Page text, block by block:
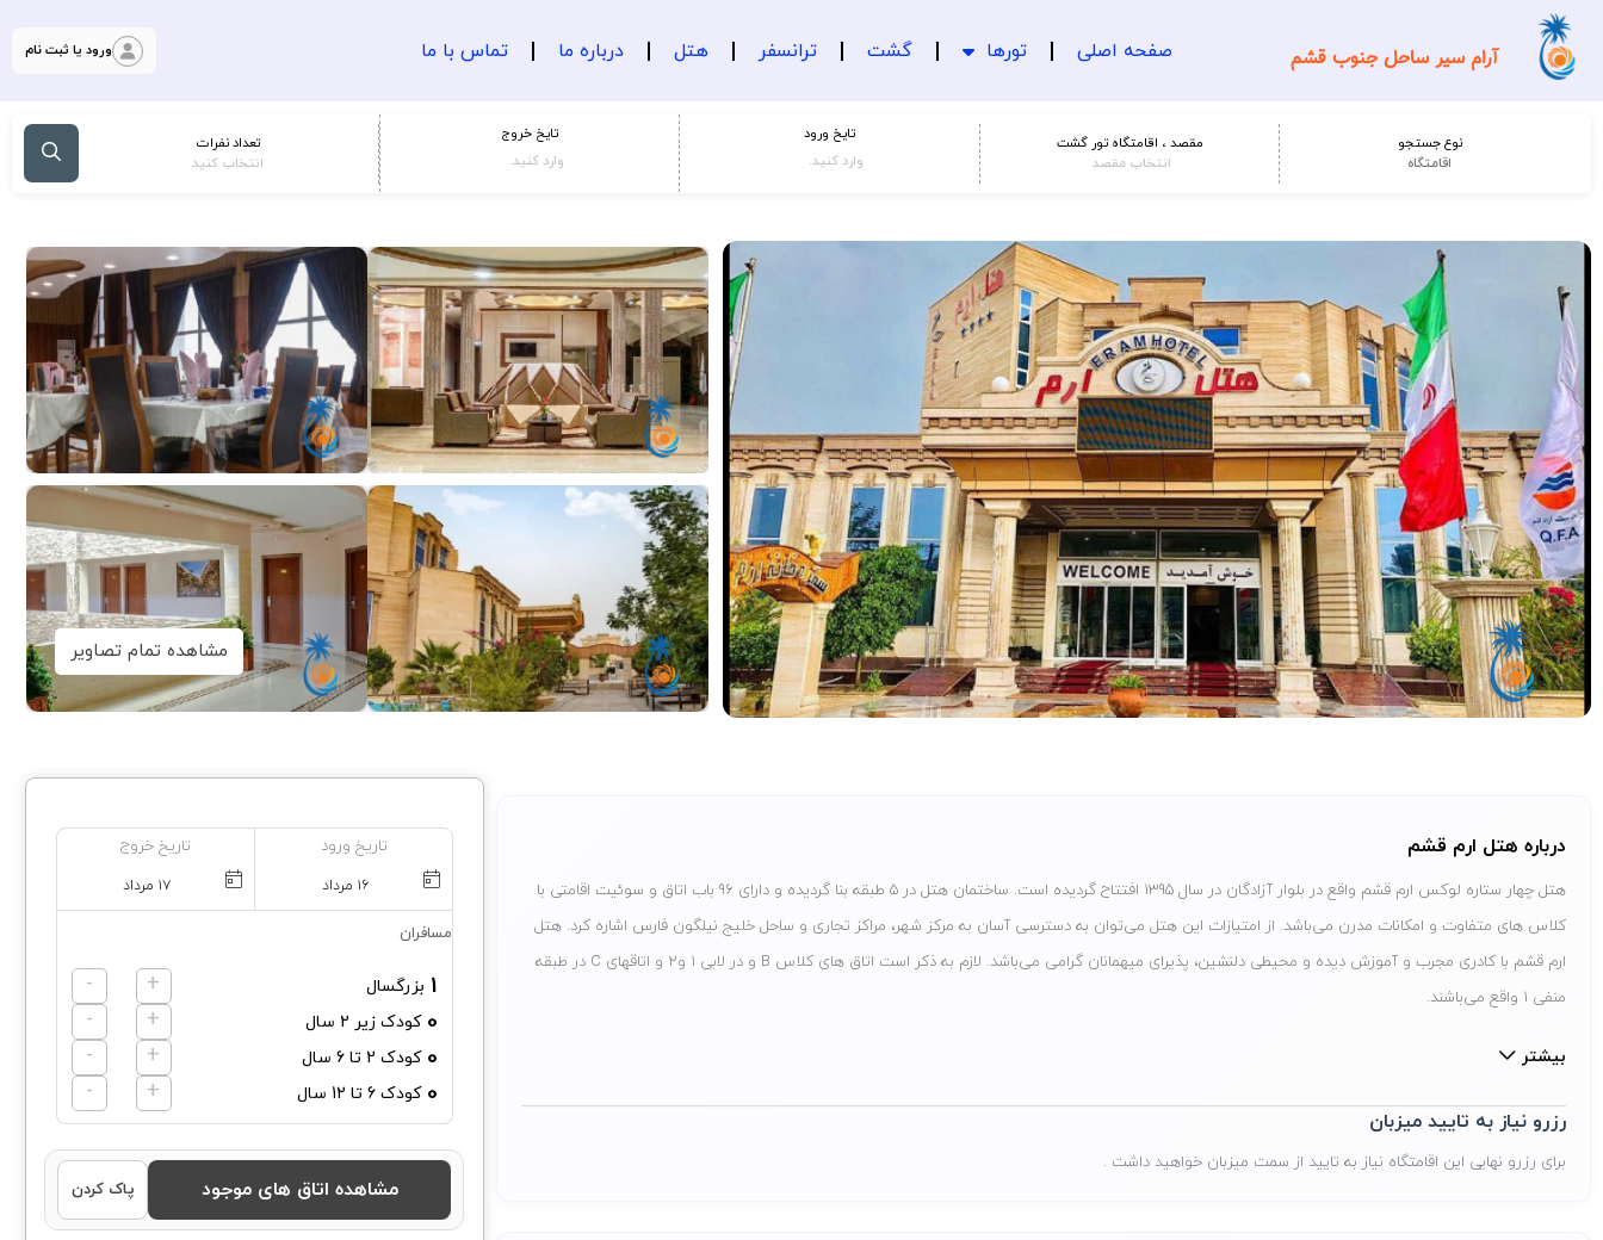
آرام سیر ساحل جنوب قشم صفحه اصلی تورها گشت ترانسفر هتل درباره ما تماس با ما ورود یا ثبت نام
نوع جستجو مقصد ، اقامتگاه تور گشت تایخ ورود تایخ خروج تعداد نفرات
مشاهده تمام تصاویر
درباره هتل ارم قشم
هتل چهار ستاره لوکس ارم قشم واقع در بلوار آزادگان در سال 1395 افتتاح گردیده است. ساختمان هتل در 5 طبقه بنا گردیده و دارای 96 باب اتاق و سوئیت اقامتی با
کلاس های متفاوت و امکانات مدرن می‌باشد. از امتیازات این هتل می‌توان به دسترسی آسان به مرکز شهر، مراکز تجاری و ساحل خلیج نیلگون فارس اشاره کرد. هتل
ارم قشم با کادری مجرب و آموزش دیده و محیطی دلنشین، پذیرای میهمانان گرامی می‌باشد. لازم به ذکر است اتاق های کلاس B و در لابی 1 و2 و اتاقهای C در طبقه
منفی 1 واقع می‌باشند.
بیشتر
رزرو نیاز به تایید میزبان
برای رزرو نهایی این اقامتگاه نیاز به تایید از سمت میزبان خواهید داشت .
تاریخ ورود تاریخ خروج
مسافران
1 بزرگسال +
-
0 کودک زیر 2 سال +
-
0 کودک 2 تا 6 سال +
-
0 کودک 6 تا 12 سال +
-
مشاهده اتاق های موجود پاک کردن